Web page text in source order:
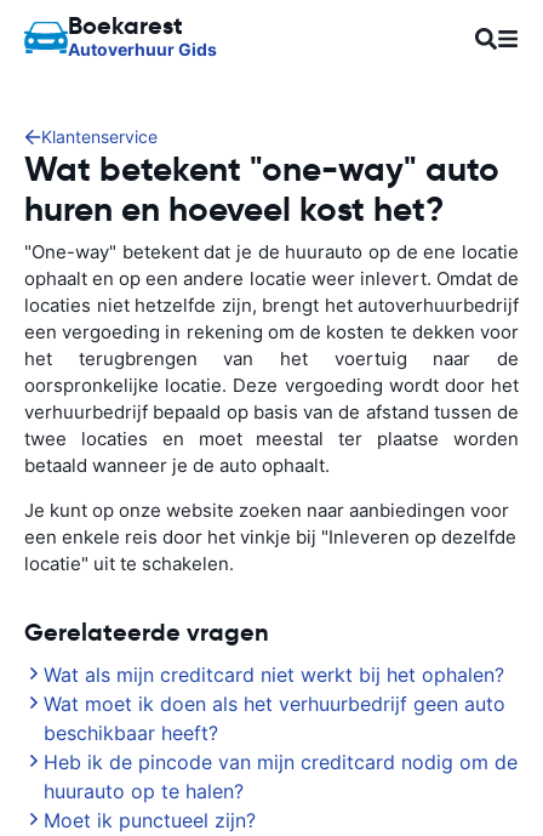
Boekarest
Autoverhuur Gids
Klantenservice
Wat betekent "one-way" auto
huren en hoeveel kost het?
"One-way" betekent dat je de huurauto op de ene locatie
ophaalt en op een andere locatie weer inlevert. Omdat de
locaties niet hetzelfde zijn, brengt het autoverhuurbedrijf
een vergoeding in rekening om de kosten te dekken voor
het terugbrengen van het voertuig naar de
oorspronkelijke locatie. Deze vergoeding wordt door het
verhuurbedrijf bepaald op basis van de afstand tussen de
twee locaties en moet meestal ter plaatse worden
betaald wanneer je de auto ophaalt.
Je kunt op onze website zoeken naar aanbiedingen voor
een enkele reis door het vinkje bij "Inleveren op dezelfde
locatie" uit te schakelen.
Gerelateerde vragen
Wat als mijn creditcard niet werkt bij het ophalen?
Wat moet ik doen als het verhuurbedrijf geen auto
beschikbaar heeft?
Heb ik de pincode van mijn creditcard nodig om de
huurauto op te halen?
Moet ik punctueel zijn?